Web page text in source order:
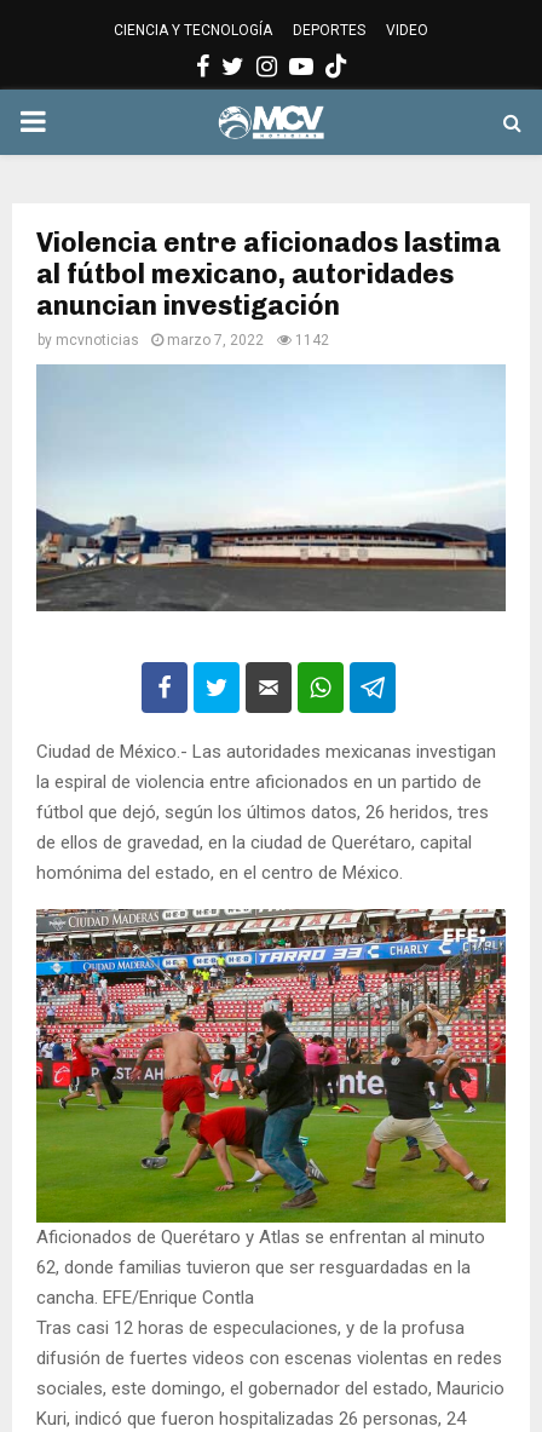
CIENCIA Y TECNOLOGÍA DEPORTES VIDEO
Facebook
Twitter
Instagram
Youtube
PRIMARY
Violencia entre aficionados lastima
al fútbol mexicano, autoridades
anuncian investigación
by mcvnoticias marzo 7, 2022 1142
Ciudad de México.- Las autoridades mexicanas investigan
la espiral de violencia entre aficionados en un partido de
fútbol que dejó, según los últimos datos, 26 heridos, tres
de ellos de gravedad, en la ciudad de Querétaro, capital
homónima del estado, en el centro de México.
Aficionados de Querétaro y Atlas se enfrentan al minuto
62, donde familias tuvieron que ser resguardadas en la
cancha. EFE/Enrique Contla
Tras casi 12 horas de especulaciones, y de la profusa
difusión de fuertes videos con escenas violentas en redes
sociales, este domingo, el gobernador del estado, Mauricio
Kuri, indicó que fueron hospitalizadas 26 personas, 24